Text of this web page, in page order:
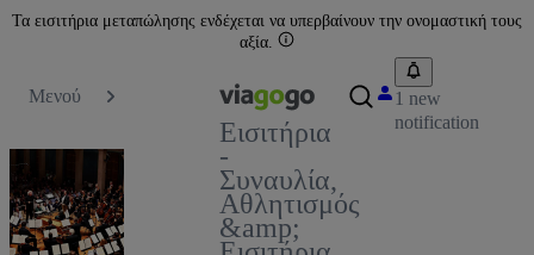
Τα εισιτήρια μεταπώλησης ενδέχεται να υπερβαίνουν την ονομαστική τους
αξία.
Μενού
Εισιτήρια
-
Συναυλία,
Αθλητισμός
&amp;
1 new
notification